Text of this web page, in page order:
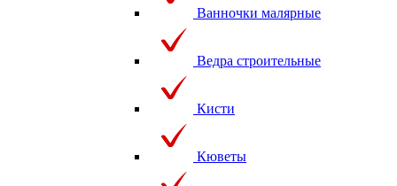
Ванночки малярные
Ведра строительные
Кисти
Кюветы